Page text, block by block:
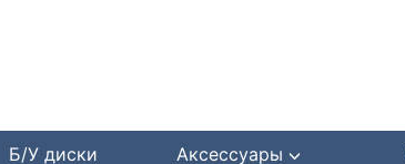
Б/У диски Аксессуары